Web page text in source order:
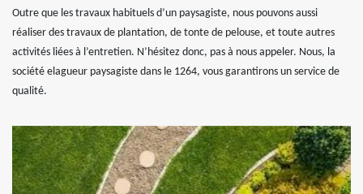
Outre que les travaux habituels d’un paysagiste, nous pouvons aussi
réaliser des travaux de plantation, de tonte de pelouse, et toute autres
activités liées à l’entretien. N’hésitez donc, pas à nous appeler. Nous, la
société elagueur paysagiste dans le 1264, vous garantirons un service de
qualité.